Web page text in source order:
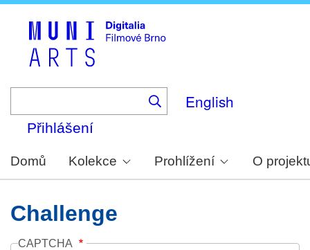
English
Přihlášení
Domů Kolekce Prohlížení O
Challenge
CAPTCHA